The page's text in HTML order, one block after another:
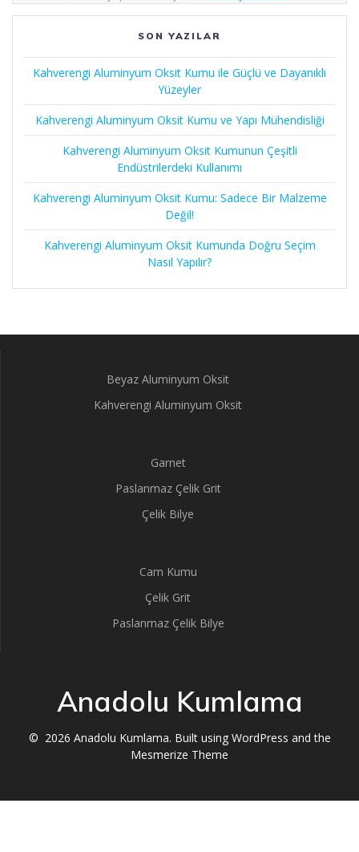
SON YAZILAR
Kahverengi Aluminyum Oksit Kumu ile Güçlü ve Dayanıklı
Yüzeyler
Kahverengi Aluminyum Oksit Kumu ve Yapı Mühendisliği
Kahverengi Aluminyum Oksit Kumunun Çeşitli
Endüstrilerdeki Kullanımı
Kahverengi Aluminyum Oksit Kumu: Sadece Bir Malzeme
Değil!
Kahverengi Aluminyum Oksit Kumunda Doğru Seçim
Nasıl Yapılır?
Beyaz Aluminyum Oksit
Kahverengi Aluminyum Oksit
Garnet
Paslanmaz Çelik Grit
Çelik Bilye
Cam Kumu
Çelik Grit
Paslanmaz Çelik Bilye
Anadolu Kumlama
© 2026 Anadolu Kumlama. Built using WordPress and the
Mesmerize Theme